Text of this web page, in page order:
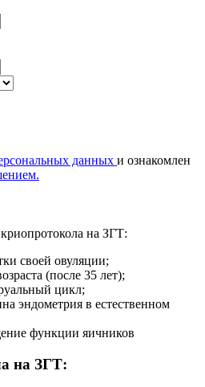
данных и ознакомлен
на ЗГТ:
своей овуляции;
(после 35 лет);
цикл;
эндометрия в естественном
функции яичников
на ЗГТ: